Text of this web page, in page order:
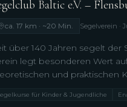
Baltic e.V. –
ca. 17 km · ~20 Min. Segelverein ·
über 140 Jahren segelt
legt besonderen Wert
und praktischen
für Kinder & Jugendliche